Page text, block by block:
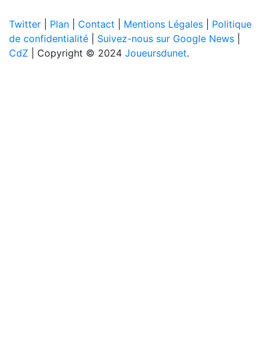
Twitter Plan Contact Mentions Légales
Politique
de confidentialité
Suivez-nous sur Google News
CdZ | Copyright © 2024 Joueursdunet.